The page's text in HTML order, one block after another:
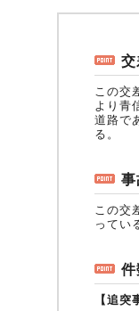
業務・財務等に
規範、方針、指
会員会社情報トッ
損害保険会社の概
各社の商品につい
お客様の声を受
試験・研修トップ
損害保険代理店
「損害保険登録
統計・刊行物・
統計・刊行物・
お知らせトップ
相談・通報等窓口
交
この交
より青
道路で
る。
事
この交
ってい
件
【追突